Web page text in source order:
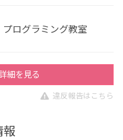
ログラミング教室
細を見る
違反報告はこちら
報